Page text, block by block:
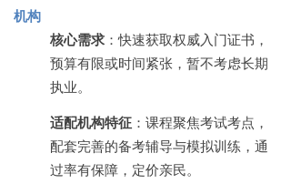
机构
核心需求 ：快速获取权威入门证书，
预算有限或时间紧张，暂不考虑长期
执业。
适配机构特征 ：课程聚焦考试考点，
配套完善的备考辅导与模拟训练，通
过率有保障，定价亲民。